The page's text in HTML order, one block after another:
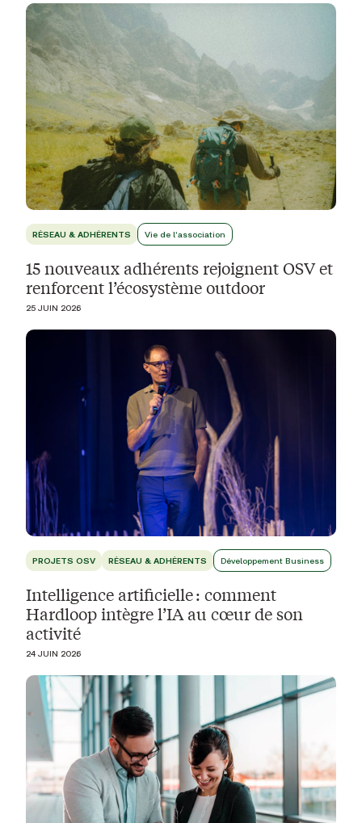
RÉSEAU & ADHÉRENTS Vie de l'association
15 nouveaux adhérents rejoignent OSV et
renforcent l’écosystème outdoor
25 JUIN 2026
PROJETS OSV RÉSEAU & ADHÉRENTS Développement Business
Intelligence artificielle : comment
Hardloop intègre l’IA au cœur de son
activité
24 JUIN 2026